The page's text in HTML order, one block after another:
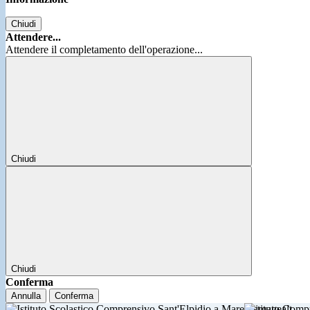
Chiudi
Attendere...
Attendere il completamento dell'operazione...
Chiudi
Chiudi
Conferma
Annulla Conferma